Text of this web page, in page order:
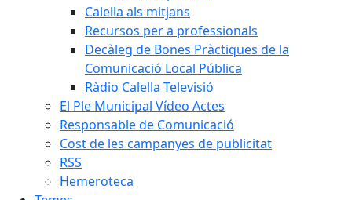
Calella als mitjans
Recursos per a professionals
Decàleg de Bones Pràctiques de la
Comunicació Local Pública
Ràdio Calella Televisió
El Ple Municipal Vídeo Actes
Responsable de Comunicació
Cost de les campanyes de publicitat
RSS
Hemeroteca